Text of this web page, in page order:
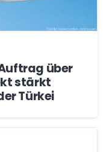
über
stärkt
Türkei